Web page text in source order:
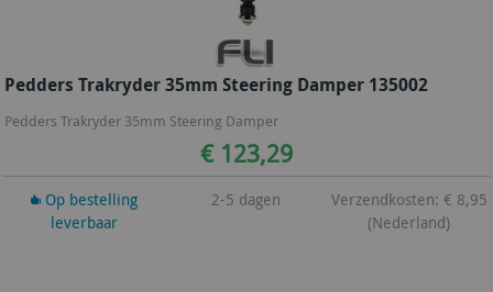
Pedders Trakryder 35mm Steering Damper 135002
Pedders Trakryder 35mm Steering Damper
€ 123,29
Op bestelling
leverbaar
2-5 dagen
Verzendkosten: € 8,95
(Nederland)